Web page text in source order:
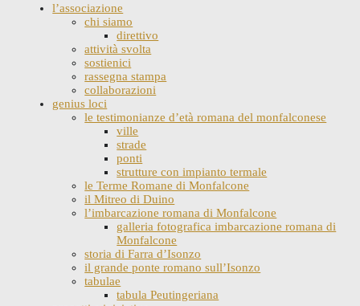
l’associazione
chi siamo
direttivo
attività svolta
sostienici
rassegna stampa
collaborazioni
genius loci
le testimonianze d’età romana del monfalconese
ville
strade
ponti
strutture con impianto termale
le Terme Romane di Monfalcone
il Mitreo di Duino
l’imbarcazione romana di Monfalcone
galleria fotografica imbarcazione romana di
Monfalcone
storia di Farra d’Isonzo
il grande ponte romano sull’Isonzo
tabulae
tabula Peutingeriana